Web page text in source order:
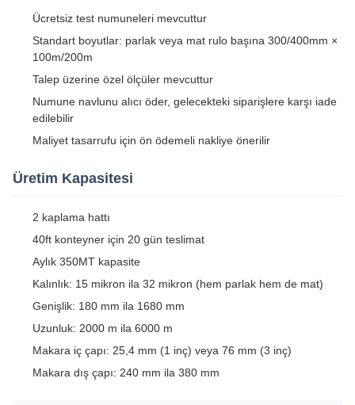
Ücretsiz test numuneleri mevcuttur
Standart boyutlar: parlak veya mat rulo başına 300/400mm ×
100m/200m
Talep üzerine özel ölçüler mevcuttur
Numune navlunu alıcı öder, gelecekteki siparişlere karşı iade
edilebilir
Maliyet tasarrufu için ön ödemeli nakliye önerilir
Üretim Kapasitesi
2 kaplama hattı
40ft konteyner için 20 gün teslimat
Aylık 350MT kapasite
Kalınlık: 15 mikron ila 32 mikron (hem parlak hem de mat)
Genişlik: 180 mm ila 1680 mm
Uzunluk: 2000 m ila 6000 m
Makara iç çapı: 25,4 mm (1 inç) veya 76 mm (3 inç)
Makara dış çapı: 240 mm ila 380 mm